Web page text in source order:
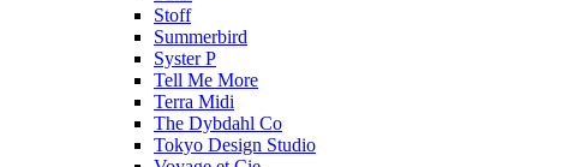
Stoff
Summerbird
Syster P
Tell Me More
Terra Midi
The Dybdahl Co
Tokyo Design Studio